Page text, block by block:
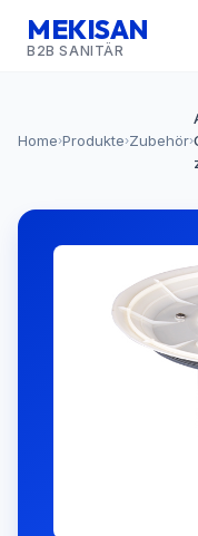
MEKISAN
B2B SANITÄR
Home›Produkte›Zubehör›